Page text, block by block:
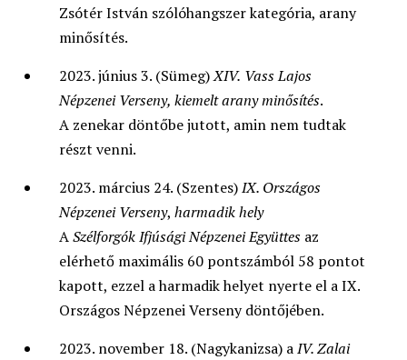
Zsótér István szólóhangszer kategória, arany
minősítés.
2023. június 3. (Sümeg)XIV. Vass Lajos
Népzenei Verseny, kiemelt arany minősítés.
A zenekar döntőbe jutott, amin nem tudtak
részt venni.
2023. március 24. (Szentes)IX. Országos
Népzenei Verseny, harmadik hely
ASzélforgók Ifjúsági Népzenei Együttes az
elérhető maximális 60 pontszámból 58 pontot
kapott, ezzel a harmadik helyet nyerte el a IX.
Országos Népzenei Verseny döntőjében.
2023. november 18. (Nagykanizsa) aIV. Zalai